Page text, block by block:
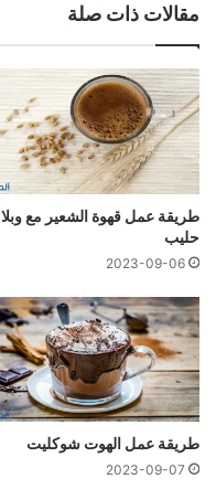
مقالات ذات صلة
طريقة عمل قهوة الشعير مع وبلا
حليب
2023-09-06
طريقة عمل الهوت شوكليت
2023-09-07